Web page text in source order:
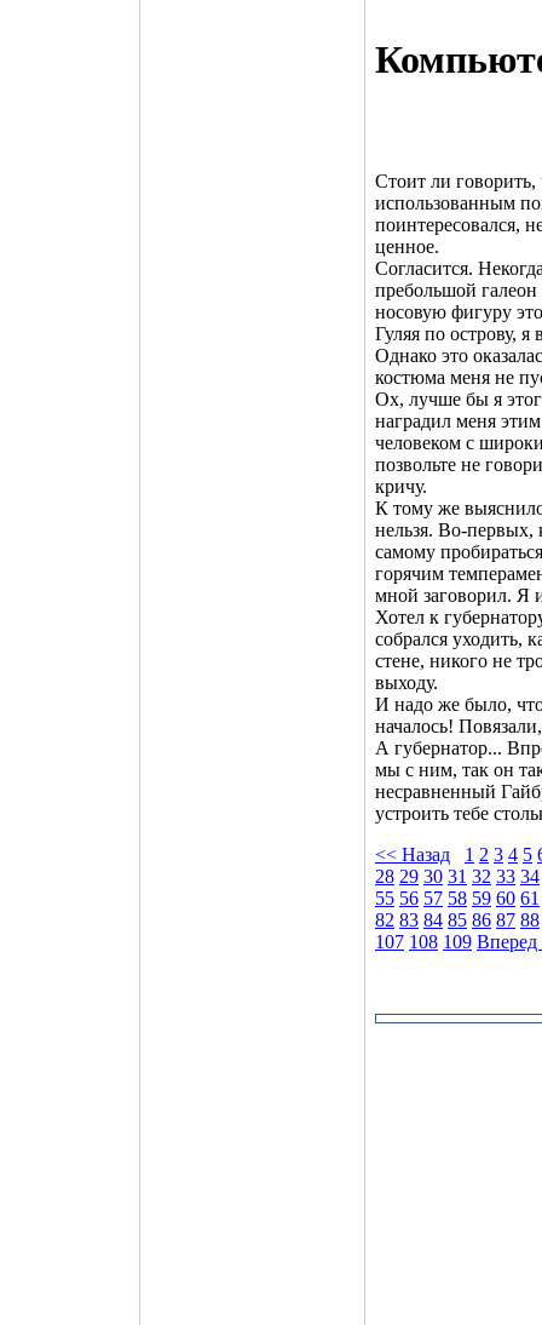
Стоит ли говорить,
использованным
поинтересовался,
ценное.
Согласится.
пребольшой
носовую фигуру
Гуляя по острову,
Однако это
костюма меня не
Ох, лучше бы я
наградил меня
человеком с
позвольте не
кричу.
К тому же
нельзя. Во-
самому
горячим
мной заговорил. Я
Хотел к
собрался уходить,
стене, никого не
выходу.
И надо же было,
началось!
А губернатор...
мы с ним, так он
несравненный
устроить тебе
<< Назад
1 2 3 4 5
28 29 30 31 32 33 34
55 56 57 58 59 60 61
82 83 84 85 86 87 88
107 108 109 Вперед